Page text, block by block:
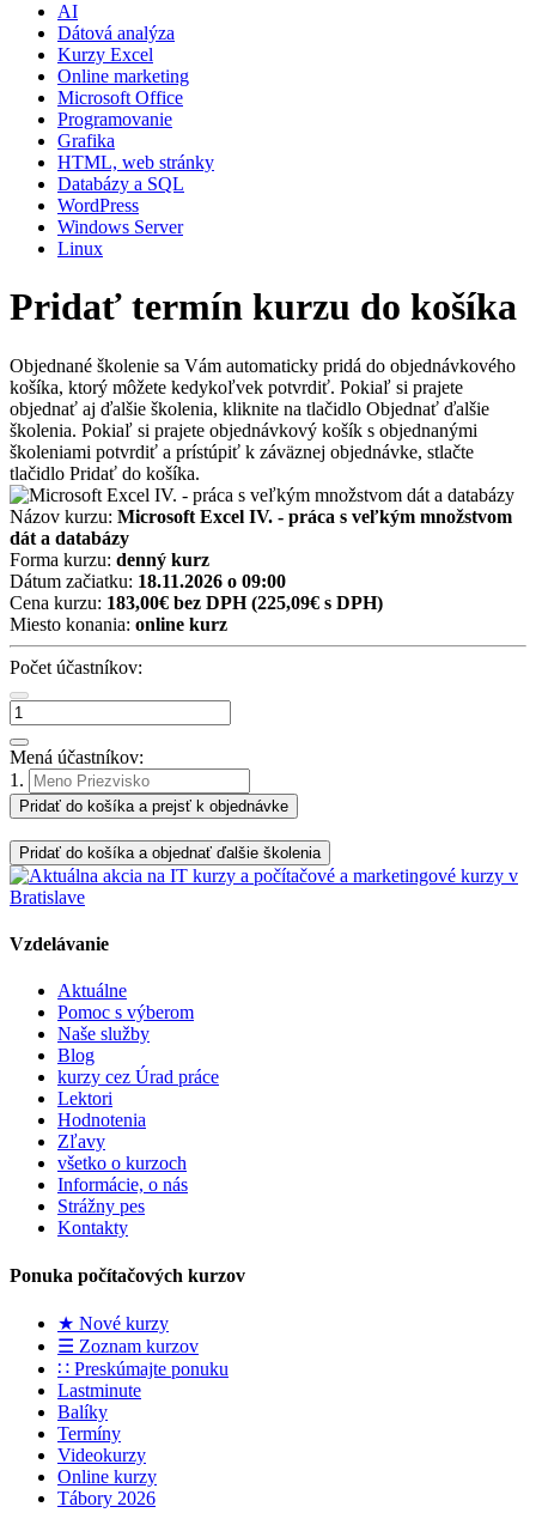
AI
Dátová analýza
Kurzy Excel
Online marketing
Microsoft Office
Programovanie
Grafika
HTML, web stránky
Databázy a SQL
WordPress
Windows Server
Linux
Pridať termín kurzu do košíka
Objednané školenie sa Vám automaticky pridá do objednávkového
košíka, ktorý môžete kedykoľvek potvrdiť. Pokiaľ si prajete
objednať aj ďalšie školenia, kliknite na tlačidlo Objednať ďalšie
školenia. Pokiaľ si prajete objednávkový košík s objednanými
školeniami potvrdiť a prístúpiť k záväznej objednávke, stlačte
tlačidlo Pridať do košíka.
Názov kurzu: Microsoft Excel IV. - práca s veľkým množstvom
dát a databázy
Forma kurzu: denný kurz
Dátum začiatku: 18.11.2026 o 09:00
Cena kurzu: 183,00€ bez DPH(225,09€ s DPH)
Miesto konania: online kurz
Počet účastníkov:
Mená účastníkov:
1.
Pridať do košíka a prejsť k objednávke
Pridať do košíka a objednať ďalšie školenia
Vzdelávanie
Aktuálne
Pomoc s výberom
Naše služby
Blog
kurzy cez Úrad práce
Lektori
Hodnotenia
Zľavy
všetko o kurzoch
Informácie, o nás
Strážny pes
Kontakty
Ponuka počítačových kurzov
★ Nové kurzy
☰ Zoznam kurzov
∷ Preskúmajte ponuku
Lastminute
Balíky
Termíny
Videokurzy
Online kurzy
Tábory 2026